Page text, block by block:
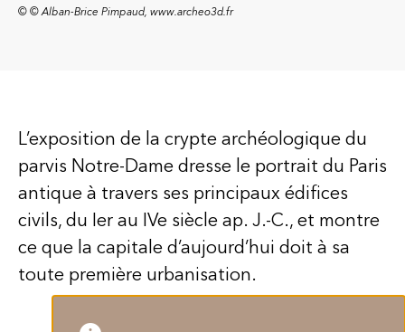
© © Alban-Brice Pimpaud, www.archeo3d.fr
L’exposition de la crypte archéologique du
parvis Notre-Dame dresse le portrait du Paris
antique à travers ses principaux édifices
civils, du Ier au IVe siècle ap. J.-C., et montre
ce que la capitale d’aujourd’hui doit à sa
toute première urbanisation.